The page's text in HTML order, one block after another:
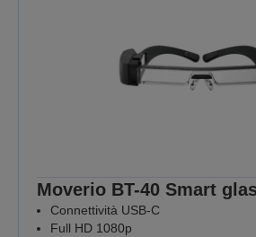
Moverio BT-40 Smart
Connettività USB-C
Full HD 1080p